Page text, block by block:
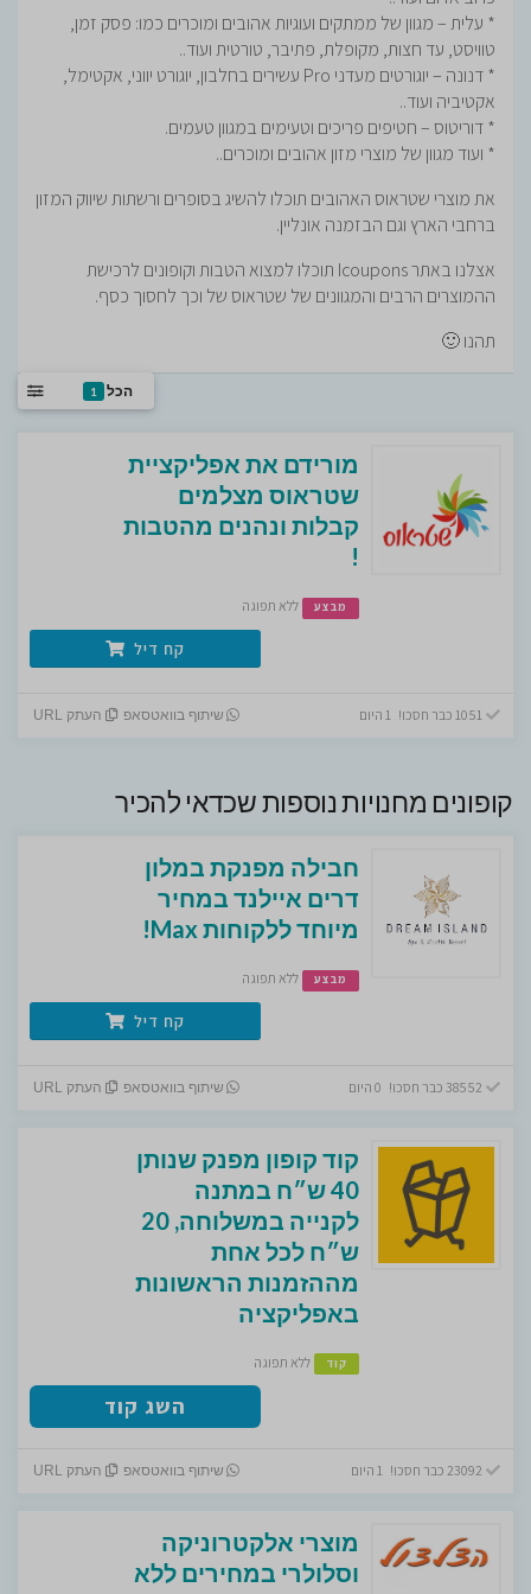
* עלית – מגוון של ממתקים ועוגיות אהובים ומוכרים כמו: פסק זמן,
טוויסט, עד חצות, מקופלת, פתיבר, טורטית ועוד..
* דנונה – יוגורטים מעדני Pro עשירים בחלבון, יוגורט יווני, אקטימל,
אקטיביה ועוד..
* דוריטוס – חטיפים פריכים וטעימים במגוון טעמים.
* ועוד מגוון של מוצרי מזון אהובים ומוכרים..
את מוצרי שטראוס האהובים תוכלו להשיג בסופרים ורשתות שיווק המזון
ברחבי הארץ וגם הבזמנה אונליין.
אצלנו באתר Icoupons תוכלו למצוא הטבות וקופונים לרכישת
ההמוצרים הרבים והמגוונים של שטראוס של וכך לחסוך כסף.
תהנו 🙂
הכל 1
מורידם את אפליקציית
שטראוס מצלמים
קבלות ונהנים מהטבות
!
מבצע ללא תפוגה
קח דיל
שיתוף בוואטסאפ העתק URL
קופונים מחנויות נוספות שכדאי להכיר
חבילה מפנקת במלון
דרים איילנד במחיר
מיוחד ללקוחות Max!
מבצע ללא תפוגה
קח דיל
שיתוף בוואטסאפ העתק URL
קוד קופון מפנק שנותן
40 ש״ח במתנה
לקנייה במשלוחה, 20
ש״ח לכל אחת
מההזמנות הראשונות
באפליקציה
קוד ללא תפוגה
השג קוד
שיתוף בוואטסאפ העתק URL
מוצרי אלקטרוניקה
וסלולרי במחירים ללא